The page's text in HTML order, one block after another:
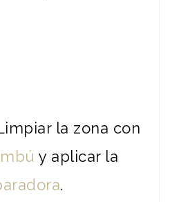
la zona con
y aplicar la
.